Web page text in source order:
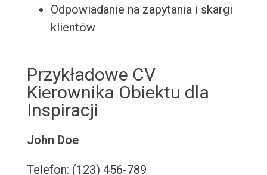
Odpowiadanie na zapytania i skargi
klientów
Przykładowe CV
Kierownika Obiektu dla
Inspiracji
John Doe
Telefon: (123) 456-789